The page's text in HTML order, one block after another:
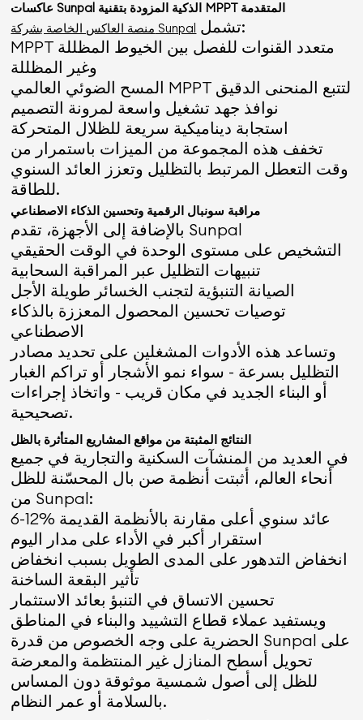
عاكسات Sunpal الذكية المزودة بتقنية MPPT المتقدمة
منصة العاكس الخاصة بشركة Sunpal
تشمل:
MPPT متعدد القنوات للفصل بين الخيوط المظللة
وغير المظللة
المسح الضوئي العالمي MPPT لتتبع المنحنى الدقيق
نوافذ جهد تشغيل واسعة لمرونة التصميم
استجابة ديناميكية سريعة للظلال المتحركة
تخفف هذه المجموعة من الميزات باستمرار من
وقت التعطل المرتبط بالتظليل وتعزز العائد السنوي
للطاقة.
مراقبة سونبال الرقمية وتحسين الذكاء الاصطناعي
بالإضافة إلى الأجهزة، تقدم Sunpal
التشخيص على مستوى الوحدة في الوقت الحقيقي
تنبيهات التظليل عبر المراقبة السحابية
الصيانة التنبؤية لتجنب الخسائر طويلة الأجل
توصيات تحسين المحصول المعززة بالذكاء
الاصطناعي
وتساعد هذه الأدوات المشغلين على تحديد مصادر
التظليل بسرعة - سواء نمو الأشجار أو تراكم الغبار
أو البناء الجديد في مكان قريب - واتخاذ إجراءات
تصحيحية.
النتائج المثبتة من مواقع المشاريع المتأثرة بالظل
في العديد من المنشآت السكنية والتجارية في جميع
أنحاء العالم، أثبتت أنظمة صن بال المحسّنة للظل
من Sunpal:
6-12% عائد سنوي أعلى مقارنة بالأنظمة القديمة
استقرار أكبر في الأداء على مدار اليوم
انخفاض التدهور على المدى الطويل بسبب انخفاض
تأثير البقعة الساخنة
تحسين الاتساق في التنبؤ بعائد الاستثمار
ويستفيد عملاء قطاع التشييد والبناء في المناطق
الحضرية على وجه الخصوص من قدرة Sunpal على
تحويل أسطح المنازل غير المنتظمة والمعرضة
للظل إلى أصول شمسية موثوقة دون المساس
بالسلامة أو عمر النظام.